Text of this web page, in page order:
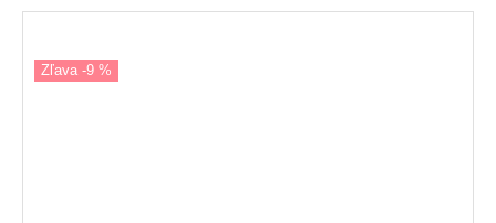
Zľava -9 %